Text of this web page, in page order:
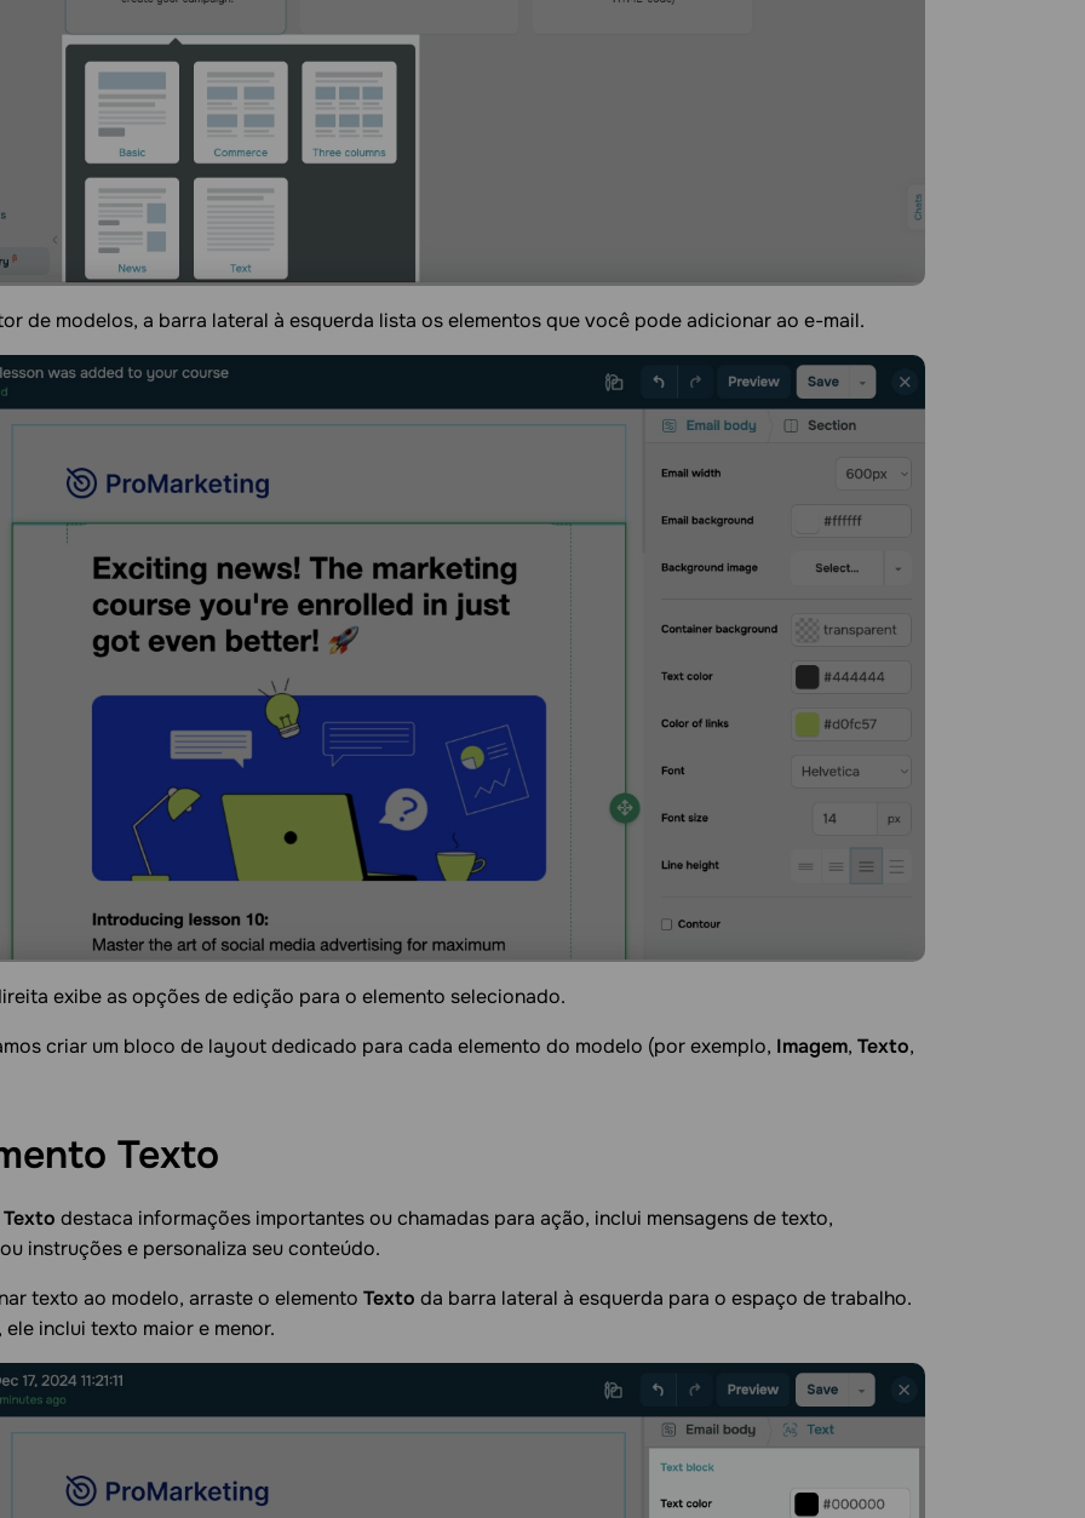
de modelos, a barra lateral à esquerda lista os elementos que você pode adicionar ao e-mail.
exibe as opções de edição para o elemento selecionado.
criar um bloco de layout dedicado para cada elemento do modelo (por exemplo, Imagem, Texto,
Texto
Texto destaca informações importantes ou chamadas para ação, inclui mensagens de texto,
instruções e personaliza seu conteúdo.
texto ao modelo, arraste o elemento Texto da barra lateral à esquerda para o espaço de trabalho.
ele inclui texto maior e menor.